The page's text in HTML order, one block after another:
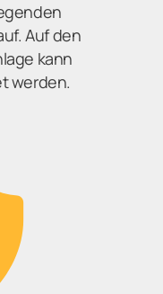
Auf den
kann
werden.